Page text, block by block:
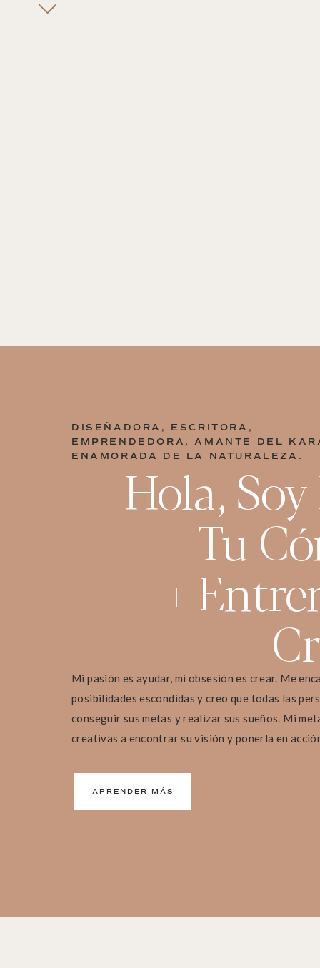
DISEÑADORA, ESCRITORA,
EMPRENDEDORA, AMANTE DEL
ENAMORADA DE LA NATURALEZA.
Hola,
Tu
+
Mi pasión es ayudar, mi obsesión es crear. Me
posibilidades escondidas y creo que todas las
conseguir sus metas y realizar sus sueños. Mi
creativas a encontrar su visión y ponerla en
APRENDER MÁS